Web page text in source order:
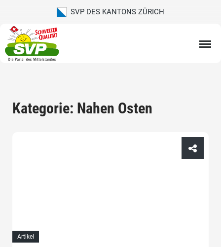
SVP DES KANTONS ZÜRICH
Kategorie: Nahen Osten
Artikel